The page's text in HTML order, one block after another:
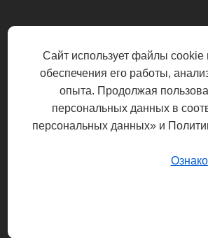
Сайт использует файлы cookie
обеспечения его работы,
опыта. Продолжая
персональных данных в
персональных данных» и